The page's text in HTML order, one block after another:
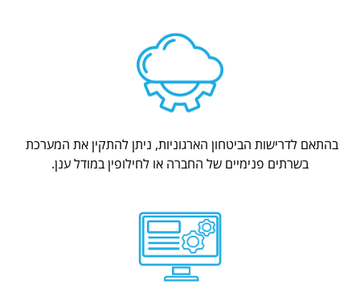
בהתאם לדרישות הביטחון הארגוניות, ניתן להתקין את המערכת
בשרתים פנימיים של החברה או לחילופין במודל ענן.